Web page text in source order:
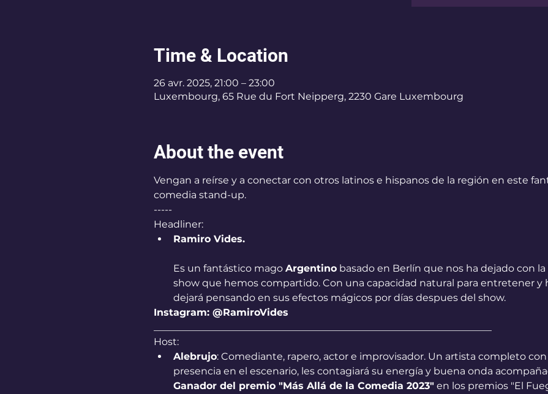
Time & Location
26 avr. 2025, 21:00 – 23:00
Luxembourg, 65 Rue du Fort Neipperg, 2230 Gare Luxembourg
About the event
Vengan a reírse y a conectar con otros latinos e hispanos de la región en este
comedia stand-up.
-----
Headliner:
Ramiro Vides.
Es un fantástico mago Argentino basado en Berlín que nos ha dejado con
show que hemos compartido. Con una capacidad natural para entretener y
dejará pensando en sus efectos mágicos por días despues del show.
Instagram: @RamiroVides
Host:
Alebrujo: Comediante, rapero, actor e improvisador. Un artista completo
presencia en el escenario, les contagiará su energía y buena onda
Ganador del premio "Más Allá de la Comedia 2023" en los premios "El